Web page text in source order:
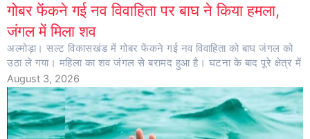
गोबर फेंकने गई नव विवाहिता पर बाघ ने किया हमला,
जंगल में मिला शव
अल्मोड़ा। सल्ट विकासखंड में गोबर फेंकने गई नव विवाहिता को बाघ जंगल को
उठा ले गया। महिला का शव जंगल से बरामद हुआ है। घटना के बाद पूरे क्षेत्र में
August 3, 2026